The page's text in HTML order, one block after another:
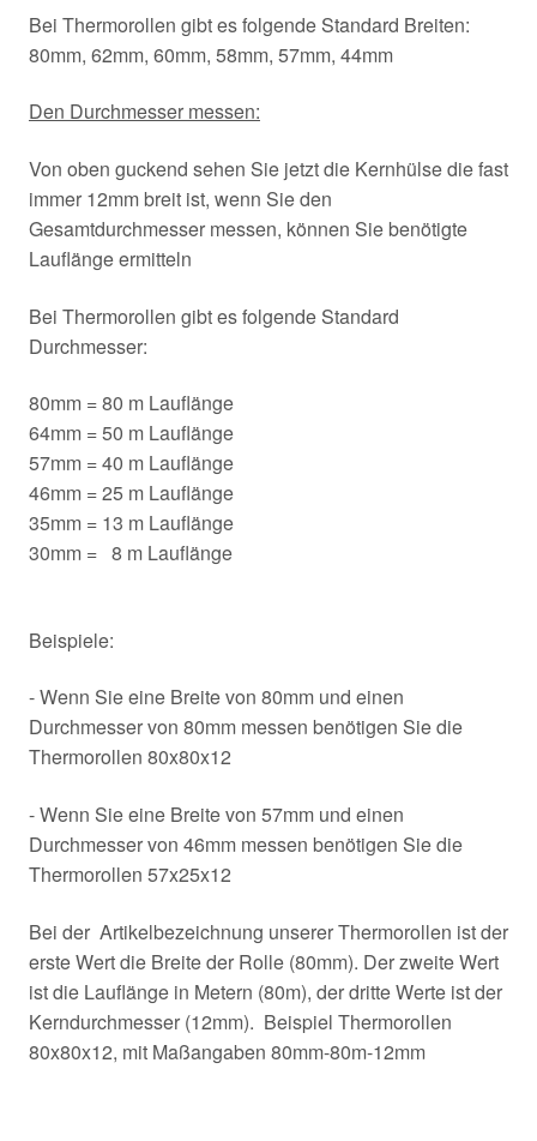
Bei Thermorollen gibt es folgende Standard Breiten:
80mm, 62mm, 60mm, 58mm, 57mm, 44mm
Den Durchmesser messen:
Von oben guckend sehen Sie jetzt die Kernhülse die fast
immer 12mm breit ist, wenn Sie den
Gesamtdurchmesser messen, können Sie benötigte
Lauflänge ermitteln
Bei Thermorollen gibt es folgende Standard
Durchmesser:
80mm = 80 m Lauflänge
64mm = 50 m Lauflänge
57mm = 40 m Lauflänge
46mm = 25 m Lauflänge
35mm = 13 m Lauflänge
30mm = 8 m Lauflänge
Beispiele:
- Wenn Sie eine Breite von 80mm und einen
Durchmesser von 80mm messen benötigen Sie die
Thermorollen 80x80x12
- Wenn Sie eine Breite von 57mm und einen
Durchmesser von 46mm messen benötigen Sie die
Thermorollen 57x25x12
Bei der Artikelbezeichnung unserer Thermorollen ist der
erste Wert die Breite der Rolle (80mm). Der zweite Wert
ist die Lauflänge in Metern (80m), der dritte Werte ist der
Kerndurchmesser (12mm). Beispiel Thermorollen
80x80x12, mit Maßangaben 80mm-80m-12mm